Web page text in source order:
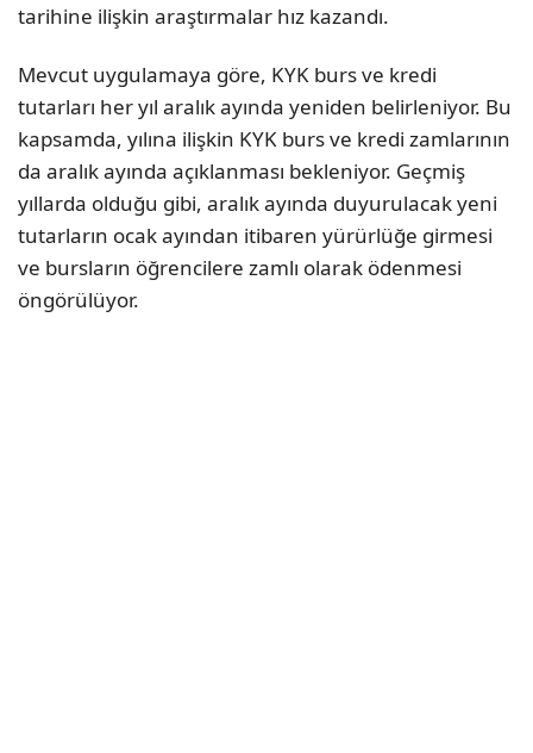
tarihine ilişkin araştırmalar hız kazandı.
Mevcut uygulamaya göre, KYK burs ve kredi
tutarları her yıl aralık ayında yeniden belirleniyor. Bu
kapsamda, yılına ilişkin KYK burs ve kredi zamlarının
da aralık ayında açıklanması bekleniyor. Geçmiş
yıllarda olduğu gibi, aralık ayında duyurulacak yeni
tutarların ocak ayından itibaren yürürlüğe girmesi
ve bursların öğrencilere zamlı olarak ödenmesi
öngörülüyor.